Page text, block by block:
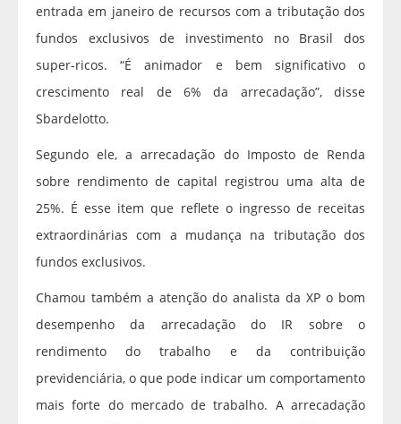
entrada em janeiro de recursos com a tributação dos
fundos exclusivos de investimento no Brasil dos
super-ricos. “É animador e bem significativo o
crescimento real de 6% da arrecadação”, disse
Sbardelotto.
Segundo ele, a arrecadação do Imposto de Renda
sobre rendimento de capital registrou uma alta de
25%. É esse item que reflete o ingresso de receitas
extraordinárias com a mudança na tributação dos
fundos exclusivos.
Chamou também a atenção do analista da XP o bom
desempenho da arrecadação do IR sobre o
rendimento do trabalho e da contribuição
previdenciária, o que pode indicar um comportamento
mais forte do mercado de trabalho. A arrecadação